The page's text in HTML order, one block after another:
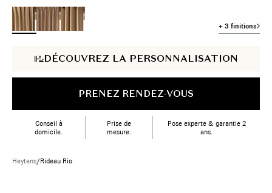
+ 3 finitions
DÉCOUVREZ LA PERSONNALISATION
PRENEZ RENDEZ-VOUS
Conseil à
domicile.
Prise de
mesure.
Pose experte & garantie 2
ans.
Heytens/Rideau Rio